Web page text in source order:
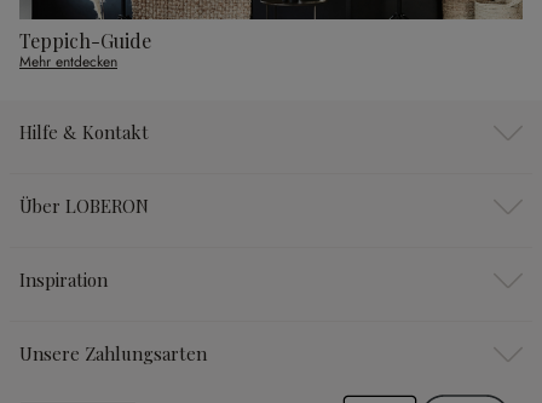
Teppich-Guide
Mehr entdecken
Hilfe & Kontakt
Über LOBERON
Inspiration
Unsere Zahlungsarten